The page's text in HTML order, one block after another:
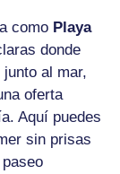
como Playa
donde
al mar,
oferta
Aquí puedes
sin prisas